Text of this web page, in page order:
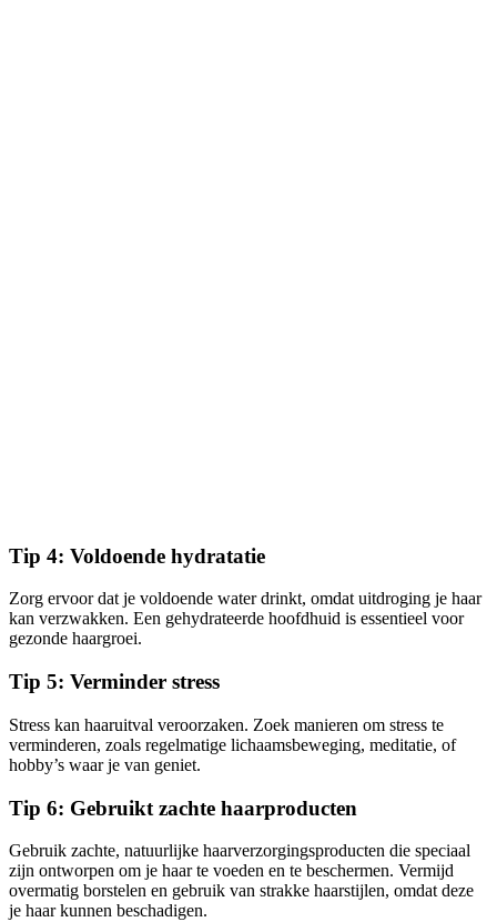
Tip 4: Voldoende hydratatie
Zorg ervoor dat je voldoende water drinkt, omdat uitdroging je haar
kan verzwakken. Een gehydrateerde hoofdhuid is essentieel voor
gezonde haargroei.
Tip 5: Verminder stress
Stress kan haaruitval veroorzaken. Zoek manieren om stress te
verminderen, zoals regelmatige lichaamsbeweging, meditatie, of
hobby’s waar je van geniet.
Tip 6: Gebruikt zachte haarproducten
Gebruik zachte, natuurlijke haarverzorgingsproducten die speciaal
zijn ontworpen om je haar te voeden en te beschermen. Vermijd
overmatig borstelen en gebruik van strakke haarstijlen, omdat deze
je haar kunnen beschadigen.